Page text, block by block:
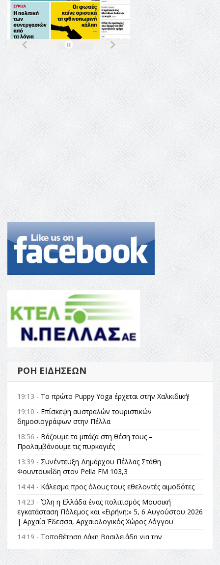
ΡΟΉ ΕΙΔΉΣΕΩΝ
19:13 - Το πρώτο Puppy Yoga έρχεται στην Χαλκιδική!
19:10 - Επίσκεψη αυστραλών τουριστικών
δημοσιογράφων στην Πέλλα
18:56 - Βάζουμε τα μπάζα στη θέση τους –
Προλαμβάνουμε τις πυρκαγιές
13:39 - Συνέντευξη Δημάρχου Πέλλας Στάθη
Φουντουκίδη στον Pella FM 103,3
14:44 - Κάλεσμα προς όλους τους εθελοντές αιμοδότες
14:23 - Όλη η Ελλάδα ένας πολιτισμός Μουσική
εγκατάσταση Πόλεμος και «Ειρήνη;» 5, 6 Αυγούστου 2026
| Αρχαία Έδεσσα, Αρχαιολογικός Χώρος Λόγγου
14:19 - Τοποθέτηση Λάκη Βασιλειάδη για την
θεσμικές διαδικασίες υπάρχει μόνο η ευθύνη απέναντι